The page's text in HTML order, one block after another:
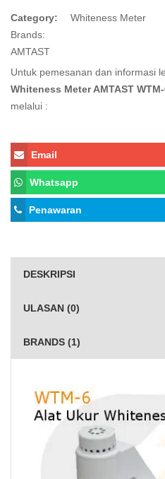
Category:
Whiteness Meter
Brands:
AMTAST
Untuk pemesanan dan informasi
Whiteness Meter AMTAST
melalui :
Email
Whatsapp
Penawaran
DESKRIPSI
ULASAN (0)
BRANDS (1)